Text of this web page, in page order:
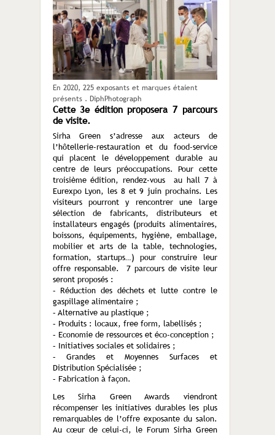
En 2020, 225 exposants et marques étaient
présents . DiphPhotograph
Cette 3e édition proposera 7 parcours
de visite.
Sirha Green s’adresse aux acteurs de
l’hôtellerie-restauration et du food-service
qui placent le développement durable au
centre de leurs préoccupations. Pour cette
troisième édition, rendez-vous au hall 7 à
Eurexpo Lyon, les 8 et 9 juin prochains. Les
visiteurs pourront y rencontrer une large
sélection de fabricants, distributeurs et
installateurs engagés (produits alimentaires,
boissons, équipements, hygiène, emballage,
mobilier et arts de la table, technologies,
formation, startups…) pour construire leur
offre responsable. 7 parcours de visite leur
seront proposés :
– Réduction des déchets et lutte contre le
gaspillage alimentaire ;
– Alternative au plastique ;
– Produits : locaux, free form, labellisés ;
– Economie de ressources et éco-conception ;
– Initiatives sociales et solidaires ;
– Grandes et Moyennes Surfaces et
Distribution Spécialisée ;
– Fabrication à façon.
Les Sirha Green Awards viendront
récompenser les initiatives durables les plus
remarquables de l’offre exposante du salon.
Au cœur de celui-ci, le Forum Sirha Green